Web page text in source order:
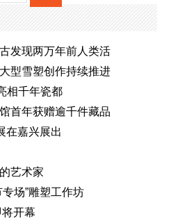
发现两万年前人类活
型雪塑创作持续推进
相千年瓷都
首年获赠逾千件藏品
在嘉兴展出
艺术家
场”雕塑工作坊
开幕